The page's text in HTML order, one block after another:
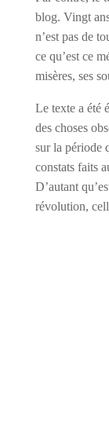
blog. Vingt
n’est pas de
ce qu’est ce
misères, ses
Le texte a été
des choses
sur la période
constats faits
D’autant
révolution,